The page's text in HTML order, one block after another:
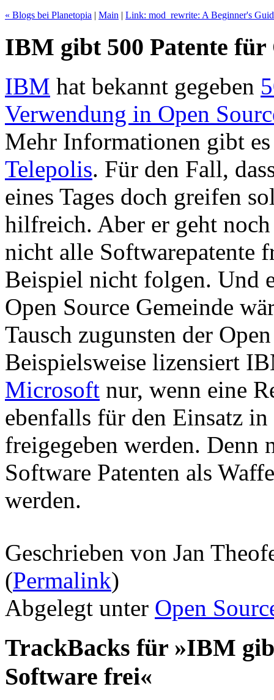
« Blogs bei Planetopia | Main | Link: mod_rewrite: A Beginner's
IBM gibt 500 Patente für
IBM hat bekannt gegeben
Verwendung in Open
Mehr Informationen gibt
Telepolis. Für den Fall,
eines Tages doch greifen
hilfreich. Aber er geht
nicht alle Softwarepatente
Beispiel nicht folgen. Und
Open Source Gemeinde
Tausch zugunsten der
Beispielsweise lizensiert
Microsoft nur, wenn eine
ebenfalls für den Einsatz
freigegeben werden. Denn
Software Patenten als
werden.
Geschrieben von Jan
(Permalink)
Abgelegt unter Open
TrackBacks für »IBM
Software frei«